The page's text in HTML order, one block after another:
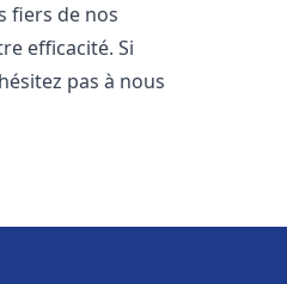
fiers de nos
efficacité. Si
pas à nous